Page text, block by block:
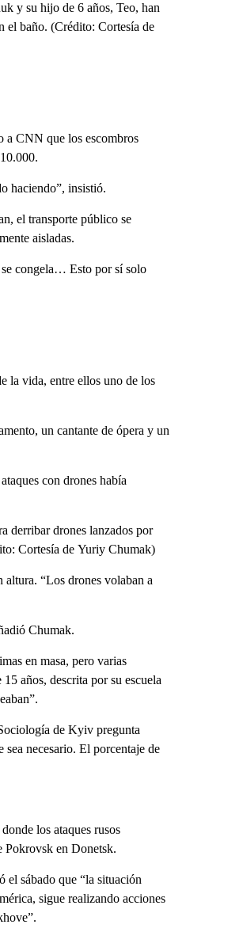
y su hijo de 6 años, Teo, han
el baño. (Crédito: Cortesía de
a CNN que los escombros
haciendo”, insistió.
el transporte público se
aisladas.
congela… Esto por sí solo
la vida, entre ellos uno de los
un cantante de ópera y un
con drones había
derribar drones lanzados por
Cortesía de Yuriy Chumak)
altura. “Los drones volaban a
Chumak.
en masa, pero varias
años, descrita por su escuela
de Kyiv pregunta
necesario. El porcentaje de
los ataques rusos
Pokrovsk en Donetsk.
el sábado que “la situación
sigue realizando acciones